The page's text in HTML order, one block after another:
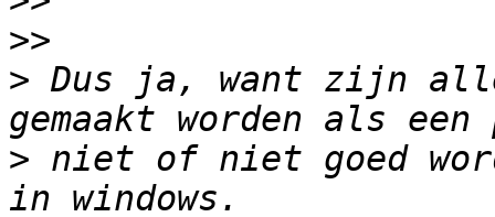
>>
> Dus ja, want zijn
> niet of niet goed